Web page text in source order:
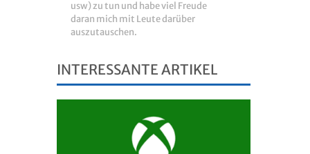
usw) zu tun und habe viel Freude
daran mich mit Leute darüber
auszutauschen.
INTERESSANTE ARTIKEL